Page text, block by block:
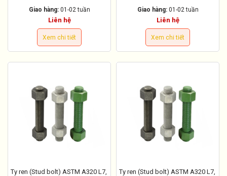
Giao hàng: 01-02 tuần
Liên hệ
Xem chi tiết
Giao hàng: 01-02 tuần
Liên hệ
Xem chi tiết
Ty ren (Stud bolt) ASTM A320 L7,
Ty ren (Stud bolt) ASTM A320 L7,